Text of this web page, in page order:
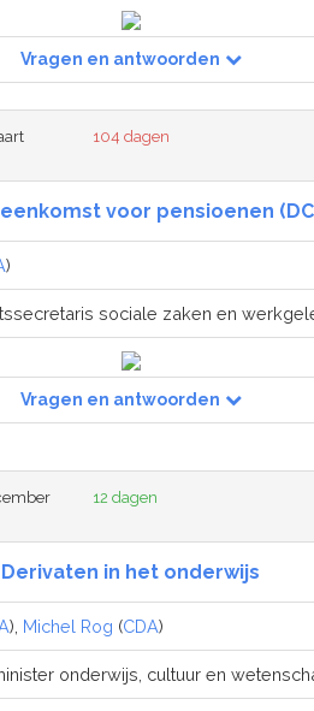
Vragen en antwoorden
104 dagen
voor pensioenen
)
sociale zaken en
Vragen en antwoorden
12 dagen
Derivaten in het onderwijs
), Michel Rog (CDA)
onderwijs, cultuur en